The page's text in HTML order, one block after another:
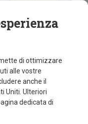
Hoodie uomo
di ottimizzare
alle vostre
anche il
Uniti. Ulteriori
dedicata di